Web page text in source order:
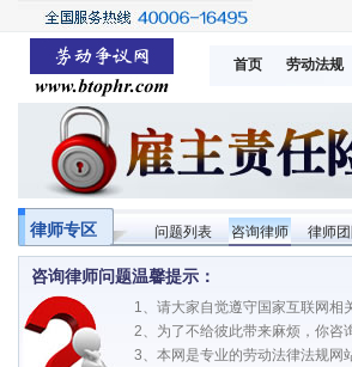
首页 劳动法规
律师专区 问题列表 咨询律师 律师
咨询律师问题温馨提示：
1、请大家自觉遵守国家互联网相
2、为了不给彼此带来麻烦，你咨
3、本网是专业的劳动法律法规网